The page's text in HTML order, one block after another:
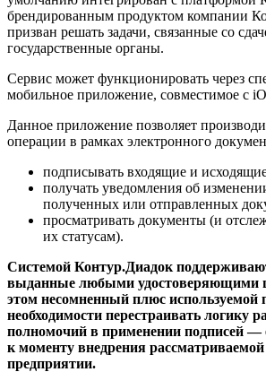
брендированным продуктом компании
призван решать задачи, связанные со
государственные органы.
Сервис может функционировать через
мобильное приложение, совместимое с
Данное приложение позволяет
операции в рамках электронного
подписывать входящие и
получать уведомления об
полученных или отправленных
просматривать документы (и
их статусам).
Системой Контур.Диадок
выданные любыми удостоверяющими
этом несомненный плюс
необходимости перестраивать логику
полномочий в применении подписей —
к моменту внедрения
предприятии.